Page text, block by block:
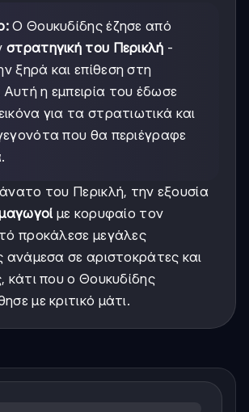
Ο Θουκυδίδης έζησε από
στρατηγική του Περικλή -
ξηρά και επίθεση στη
η εμπειρία του έδωσε
για τα στρατιωτικά και
που θα περιέγραφε
του Περικλή, την εξουσία
με κορυφαίο τον
προκάλεσε μεγάλες
ανάμεσα σε αριστοκράτες και
κάτι που ο Θουκυδίδης
με κριτικό μάτι.